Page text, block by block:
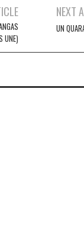
UNE)
NEXT
UN